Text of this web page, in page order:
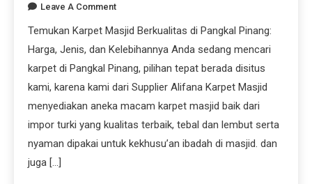
Leave A Comment
Temukan Karpet Masjid Berkualitas di Pangkal Pinang:
Harga, Jenis, dan Kelebihannya Anda sedang mencari
karpet di Pangkal Pinang, pilihan tepat berada disitus
kami, karena kami dari Supplier Alifana Karpet Masjid
menyediakan aneka macam karpet masjid baik dari
impor turki yang kualitas terbaik, tebal dan lembut serta
nyaman dipakai untuk kekhusu’an ibadah di masjid. dan
juga […]